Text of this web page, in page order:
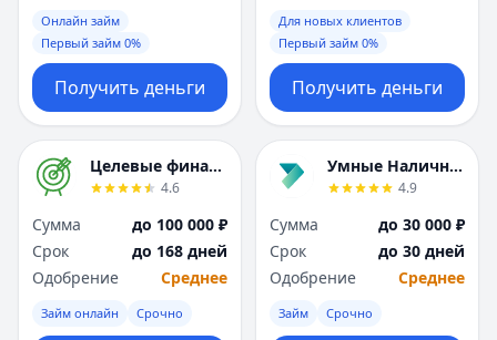
П
Пенза
Пермь
Р
Ростов-на-Дону
Рязань
С
Самара
Санкт-Петербург
Саратов
Севастополь
Сочи
Сургут
П
Пенза
Пермь
Р
Ростов-на-Дону
Рязань
С
Самара
Санкт-Петербург
Саратов
Севастополь
Сочи
Сургут
Онлайн займ
Первый займ 0%
Получить деньги
Для новых клиентов
Первый займ 0%
Получить деньги
Целевые финансы
4.6
Сумма
до 100 000 ₽
Срок
до 168 дней
Одобрение
Среднее
Займ онлайн Срочно
Умные Наличные
4.9
Сумма
до 30 000 ₽
Срок
до 30 дней
Одобрение
Среднее
Займ Срочно